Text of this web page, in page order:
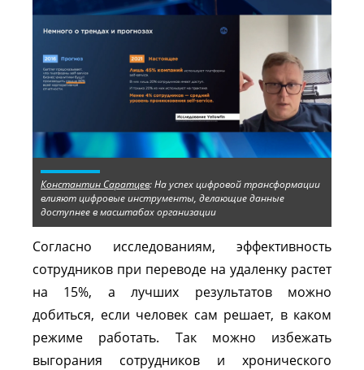
Константин Саратцев: На успех цифровой трансформации
влияют цифровые инструменты, делающие данные
доступнее в масштабах организации
Согласно исследованиям, эффективность
сотрудников при переводе на удаленку растет
на 15%, а лучших результатов можно
добиться, если человек сам решает, в каком
режиме работать. Так можно избежать
выгорания сотрудников и хронического